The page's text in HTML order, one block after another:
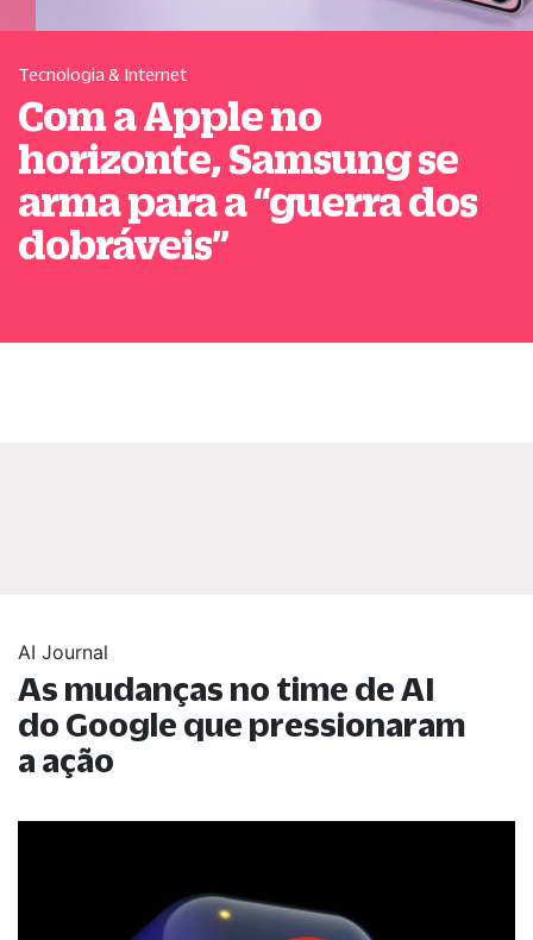
Tecnologia & Internet
Com a Apple no
horizonte, Samsung se
arma para a“guerra dos
dobráveis”
AI Journal
As mudanças no time de AI
do Google que pressionaram
a ação